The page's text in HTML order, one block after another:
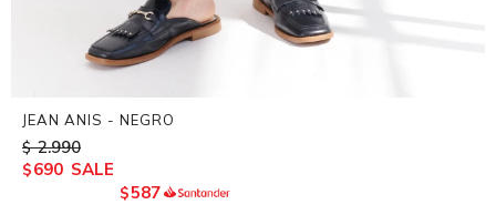
JEAN ANIS - NEGRO
$ 2.990
$690
$587